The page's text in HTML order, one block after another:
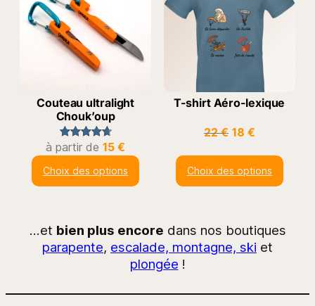
Couteau ultralight
Chouk’oup
Noté 4.75
basé sur
12
à partir de15€
Choix des options
T-shirt Aéro-lexique
22€ Le
initial
était :
22 €.
18 €Le
actuel
est :
18 €.
Choix des options
…et bien plus encore dans nos boutiques
parapente, escalade, montagne, ski et
plongée !